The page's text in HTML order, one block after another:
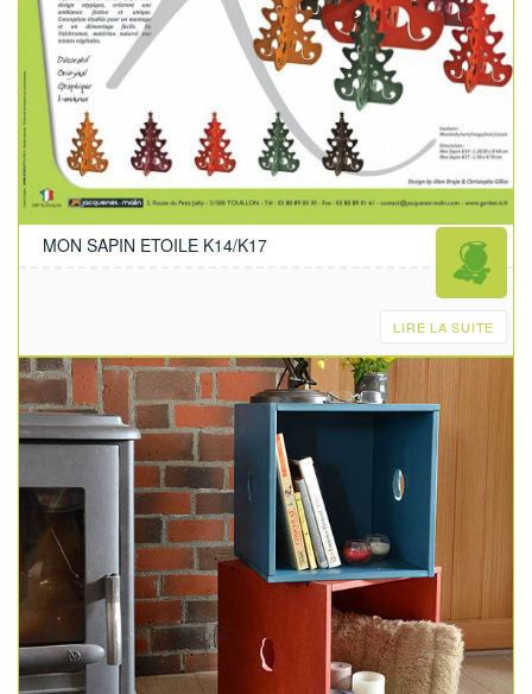
MON SAPIN ETOILE K14/K17
LIRE LA SUITE